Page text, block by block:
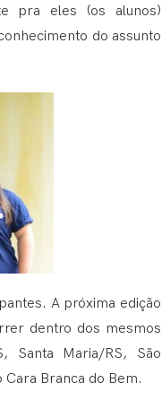
pra eles (os alunos)
do assunto
A próxima edição
dentro dos mesmos
Santa Maria/RS, São
Branca do Bem.